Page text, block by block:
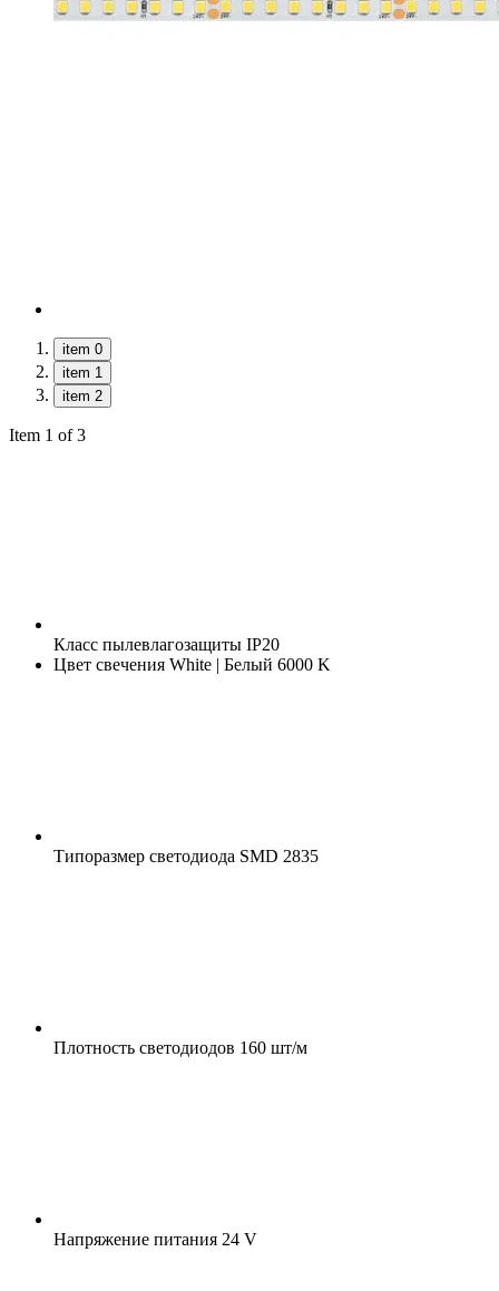
item 0
item 1
item 2
Item 1 of 3
Класс пылевлагозащиты IP20
Цвет свечения White | Белый 6000 K
Типоразмер светодиода SMD 2835
Плотность светодиодов 160 шт/м
Напряжение питания 24 V